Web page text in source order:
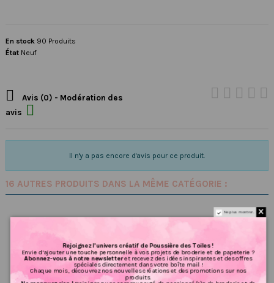
En stock 90 Produits
État Neuf

Avis (0) - Modération des
avis

Il n'y a pas encore d'avis pour ce produit.
16 AUTRES PRODUITS DANS LA MÊME CATÉGORIE :
Ne plus montrer.
Rejoignez l’univers créatif de Poussière des Toiles !
Envie d’ajouter une touche personnelle à vos projets de broderie et de papeterie ?
Abonnez-vous à notre newsletteret recevez des idées inspirantes et des offres
spéciales directement dans votre boîte mail !
Chaque mois, découvrez nos nouvelles créations et des promotions sur nos
produits.